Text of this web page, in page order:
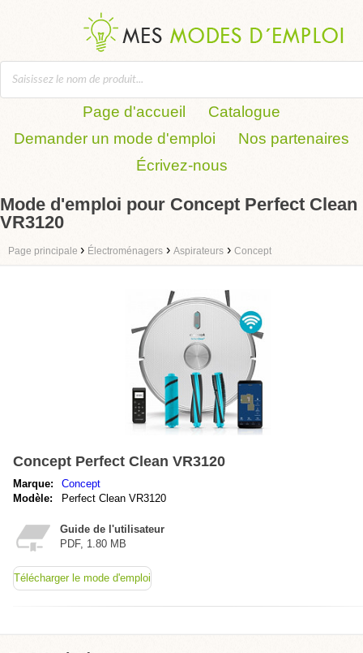
Page d'accueil
Catalogue
Demander un mode d'emploi
Nos partenaires
Écrivez-nous
Mode d'emploi pour Concept Perfect Clean
VR3120
Page principale › Électroménagers › Aspirateurs › Concept
Concept Perfect Clean VR3120
Marque:
Concept
Modèle:
Perfect Clean VR3120
Guide de l'utilisateur
PDF, 1.80 MB
Télécharger le mode d'emploi